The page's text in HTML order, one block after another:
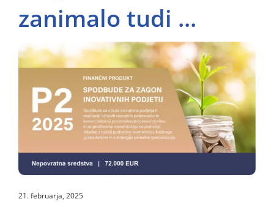
zanimalo tudi ...
21. februarja, 2025